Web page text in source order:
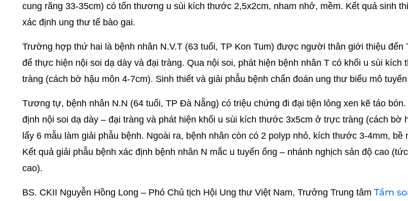
cung răng 33-35cm) có tổn thương u sùi kích thước 2,5x2cm, nham nhở, mềm. Kết quả sinh
xác định ung thư tế bào gai.
Trường hợp thứ hai là bệnh nhân N.V.T (63 tuổi, TP Kon Tum) được người thân giới thiệu đến
để thực hiện nội soi dạ dày và đại tràng. Qua nội soi, phát hiện bệnh nhân T có khối u sùi kích
tràng (cách bờ hậu môn 4-7cm). Sinh thiết và giải phẫu bệnh chẩn đoán ung thư biểu mô
Tương tự, bệnh nhân N.N (64 tuổi, TP Đà Nẵng) có triệu chứng đi đại tiện lỏng xen kẽ táo
định nội soi dạ dày – đại tràng và phát hiện khối u sùi kích thước 3x5cm ở trực tràng (cách bờ
lấy 6 mẫu làm giải phẫu bệnh. Ngoài ra, bệnh nhân còn có 2 polyp nhỏ, kích thước 3-4mm, bề
Kết quả giải phẫu bệnh xác định bệnh nhân N mắc u tuyến ống – nhánh nghịch sản độ cao
cao).
BS. CKII Nguyễn Hồng Long – Phó Chủ tịch Hội Ung thư Việt Nam, Trưởng Trung tâm Tầm